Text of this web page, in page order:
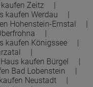
GmbH
kaufen Zeitz
kaufen Werdau
Hohenstein-Ernstal
kaufen Königssee
Haus kaufen Bürgel
Bad Lobenstein
Neustadt